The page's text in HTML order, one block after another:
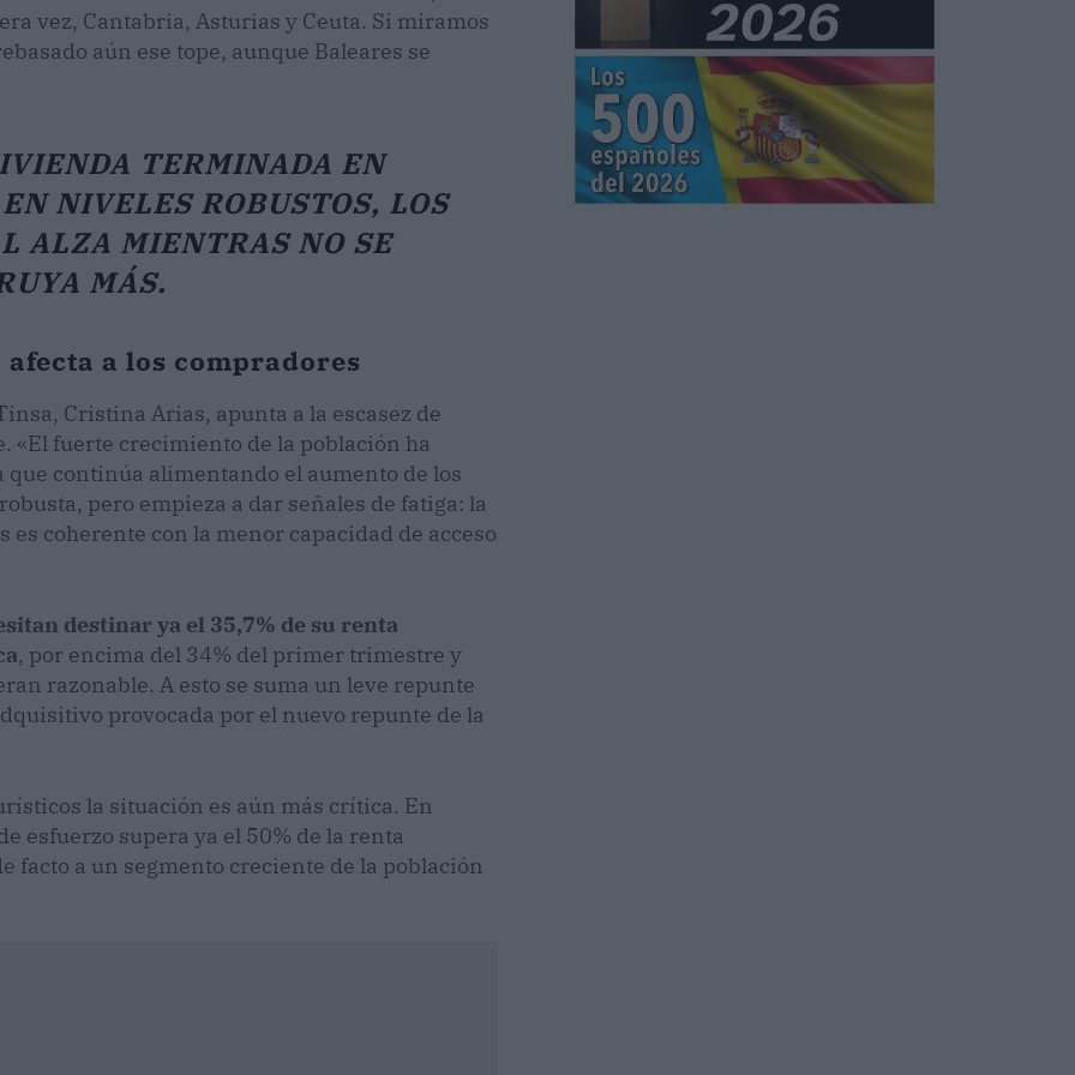
vez, Cantabria, Asturias y Ceuta. Si miramos
aún ese tope, aunque Baleares se
TERMINADA EN
NIVELES ROBUSTOS, LOS
ALZA MIENTRAS NO SE
MÁS.
a los compradores
Cristina Arias, apunta a la escasez de
fuerte crecimiento de la población ha
continúa alimentando el aumento de los
pero empieza a dar señales de fatiga: la
coherente con la menor capacidad de acceso
destinar ya el 35,7% de su renta
, por encima del 34% del primer trimestre y
razonable. A esto se suma un leve repunte
provocada por el nuevo repunte de la
la situación es aún más crítica. En
esfuerzo supera ya el 50% de la renta
facto a un segmento creciente de la población